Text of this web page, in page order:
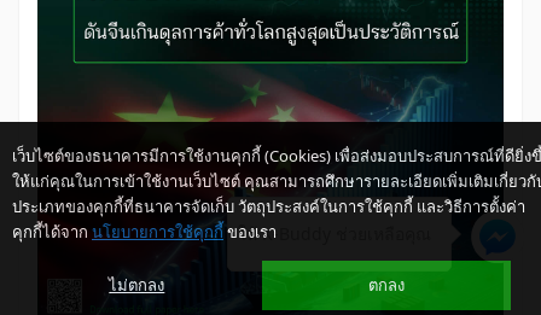
เว็บไซต์ของธนาคารมีการใช้งานคุกกี้ (Cookies) เพื่อส่งมอบประสบการณ์ที่ดียิ่ง
ให้แก่คุณในการเข้าใช้งานเว็บไซต์ คุณสามารถศึกษารายละเอียดเพิ่มเติมเกี่ยวกั
ประเภทของคุกกี้ที่ธนาคารจัดเก็บ วัตถุประสงค์ในการใช้คุกกี้ และวิธีการตั้งค่า
คุกกี้ได้จาก นโยบายการใช้คุกกี้ ของเรา
ไม่ตกลง ตกลง
ให้ K-Buddy ช่วยเหลือคุณ